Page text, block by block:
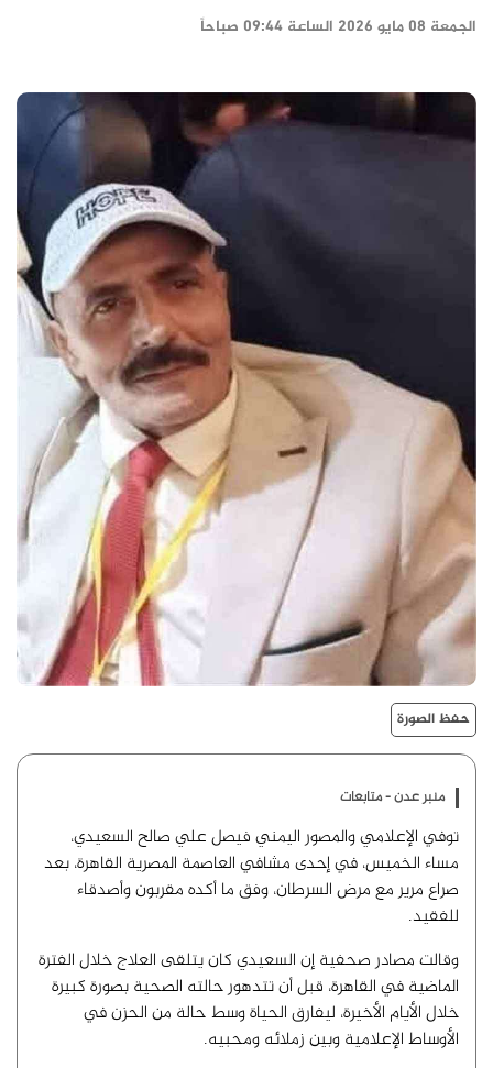
الجمعة ٠٨ مايو ٢٠٢٦ الساعة ٠٩:٤٤ صباحاً
حفظ الصورة
منبر عدن - متابعات
توفي الإعلامي والمصور اليمني فيصل علي صالح السعيدي،
مساء الخميس، في إحدى مشافي العاصمة المصرية القاهرة، بعد
صراع مرير مع مرض السرطان، وفق ما أكده مقربون وأصدقاء
للفقيد.
وقالت مصادر صحفية إن السعيدي كان يتلقى العلاج خلال الفترة
الماضية في القاهرة، قبل أن تتدهور حالته الصحية بصورة كبيرة
خلال الأيام الأخيرة، ليفارق الحياة وسط حالة من الحزن في
الأوساط الإعلامية وبين زملائه ومحبيه.